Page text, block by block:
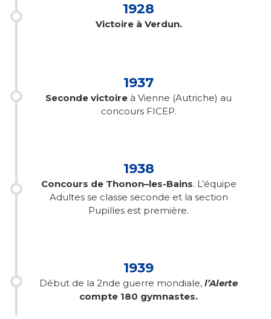
1928
Victoire à Verdun.
1937
Seconde victoire à Vienne (Autriche) au
concours FICEP.
1938
Concours de Thonon–les-Bains. L’équipe
Adultes se classe seconde et la section
Pupilles est première.
1939
Début de la 2nde guerre mondiale, l’Alerte
compte 180 gymnastes.